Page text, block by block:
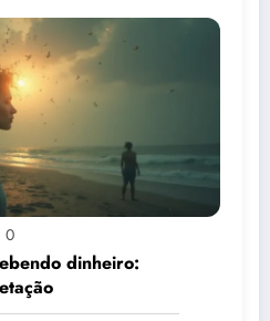
0
dinheiro: